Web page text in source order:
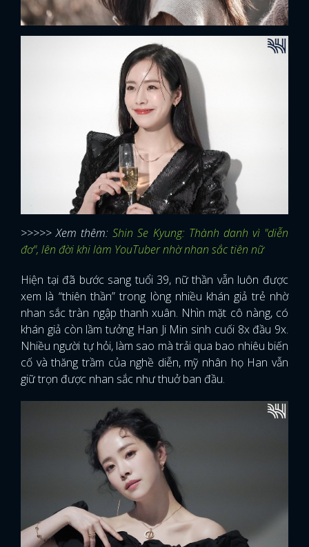
>>>>> Xem thêm:Shin Se Kyung: Thành danh vì "diễn
đơ", lên đời khi làm YouTuber nhờ nhan sắc tiên nữ
Hiện tại đã bước sang tuổi 39, nữ thần vẫn luôn được
xem là “thiên thần” trong lòng nhiều khán giả trẻ nhờ
nhan sắc tràn ngập thanh xuân. Nhìn mặt cô nàng, có
khán giả còn lầm tưởng Han Ji Min sinh cuối 8x đầu 9x.
Nhiều người tự hỏi, làm sao mà trải qua bao nhiêu biến
cố và thăng trầm của nghề diễn, mỹ nhân họ Han vẫn
giữ trọn được nhan sắc như thuở ban đầu.